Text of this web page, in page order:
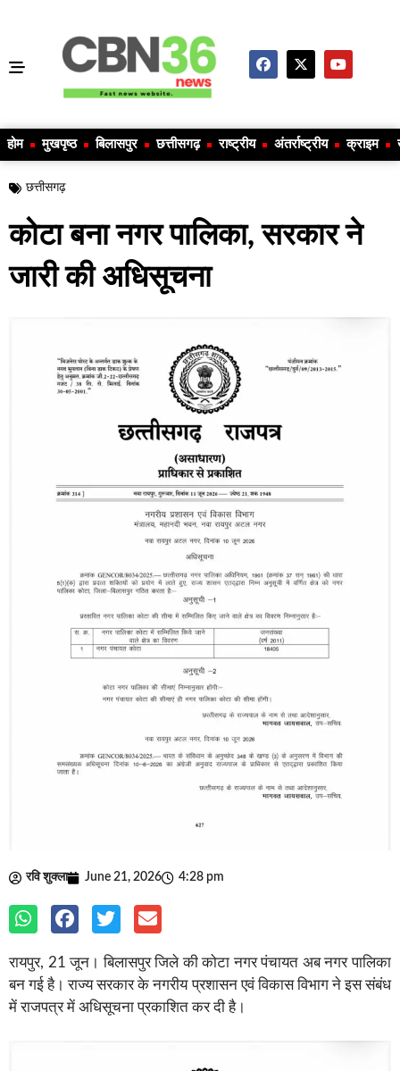
होम मुखपृष्ठ बिलासपुर छत्तीसगढ़ राष्ट्रीय अंतर्राष्ट्रीय क्राइम
छत्तीसगढ़
कोटा बना नगर पालिका, सरकार ने
जारी की अधिसूचना
रवि शुक्ला June 21, 2026 4:28 pm
रायपुर, 21 जून। बिलासपुर जिले की कोटा नगर पंचायत अब नगर पालिका
बन गई है। राज्य सरकार के नगरीय प्रशासन एवं विकास विभाग ने इस संबंध
में राजपत्र में अधिसूचना प्रकाशित कर दी है।